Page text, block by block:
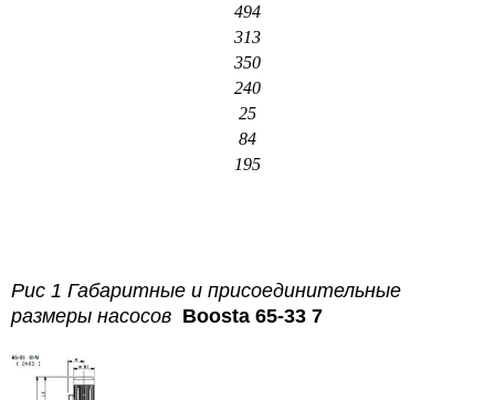
494
313
350
240
25
84
195
Рис 1 Габаритные и присоединительные
размеры насосов Boosta 65-33 7